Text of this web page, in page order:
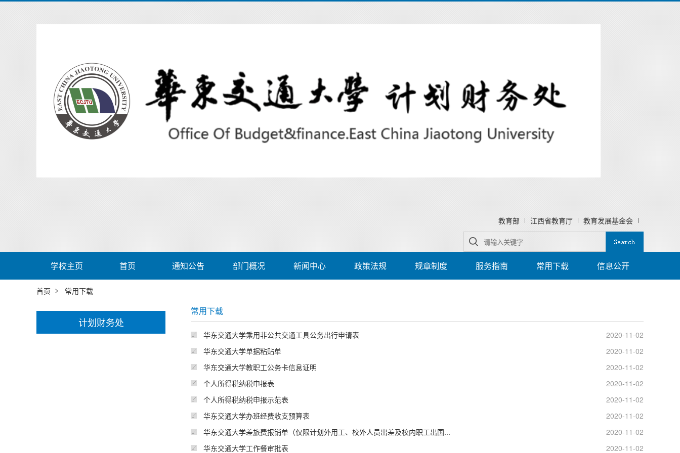
教育部 江西省教育厅 教育发展基金会
学校主页 首页 通知公告 部门概况 新闻中心 政策法规 规章制度 服务指南 常用下载 信息公开
首页 > 常用下载
计划财务处
常用下载
华东交通大学乘用非公共交通工具公务出行申请表
2020-11-02
华东交通大学单据粘贴单
2020-11-02
华东交通大学教职工公务卡信息证明
2020-11-02
个人所得税纳税申报表
2020-11-02
个人所得税纳税申报示范表
2020-11-02
华东交通大学办班经费收支预算表
2020-11-02
华东交通大学差旅费报销单（仅限计划外用工、校外人员出差及校内职工出国...
2020-11-02
华东交通大学工作餐审批表
2020-11-02